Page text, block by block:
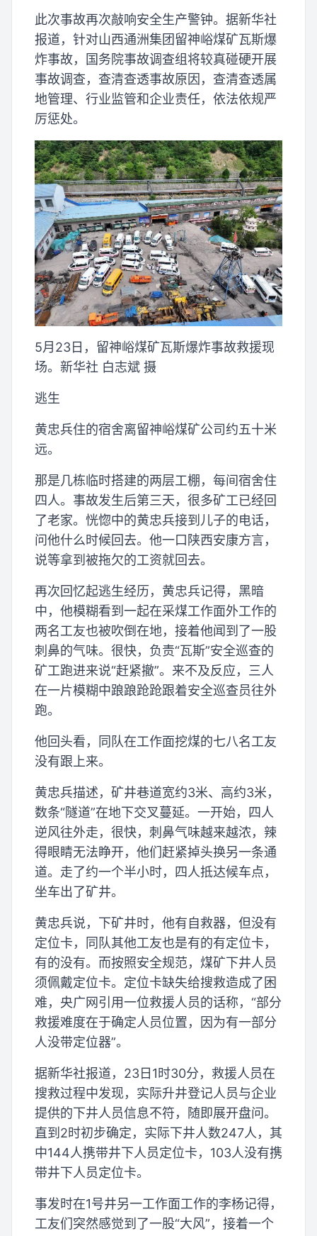
此次事故再次敲响安全生产警钟。据新华社
报道，针对山西通洲集团留神峪煤矿瓦斯爆
炸事故，国务院事故调查组将较真碰硬开展
事故调查，查清查透事故原因，查清查透属
地管理、行业监管和企业责任，依法依规严
厉惩处。
5月23日，留神峪煤矿瓦斯爆炸事故救援现
场。新华社 白志斌 摄
逃生
黄忠兵住的宿舍离留神峪煤矿公司约五十米
远。
那是几栋临时搭建的两层工棚，每间宿舍住
四人。事故发生后第三天，很多矿工已经回
了老家。恍惚中的黄忠兵接到儿子的电话，
问他什么时候回去。他一口陕西安康方言，
说等拿到被拖欠的工资就回去。
再次回忆起逃生经历，黄忠兵记得，黑暗
中，他模糊看到一起在采煤工作面外工作的
两名工友也被吹倒在地，接着他闻到了一股
刺鼻的气味。很快，负责“瓦斯”安全巡查的
矿工跑进来说“赶紧撤”。来不及反应，三人
在一片模糊中踉踉跄跄跟着安全巡查员往外
跑。
他回头看，同队在工作面挖煤的七八名工友
没有跟上来。
黄忠兵描述，矿井巷道宽约3米、高约3米，
数条“隧道”在地下交叉蔓延。一开始，四人
逆风往外走，很快，刺鼻气味越来越浓，辣
得眼睛无法睁开，他们赶紧掉头换另一条通
道。走了约一个半小时，四人抵达候车点，
坐车出了矿井。
黄忠兵说，下矿井时，他有自救器，但没有
定位卡，同队其他工友也是有的有定位卡，
有的没有。而按照安全规范，煤矿下井人员
须佩戴定位卡。定位卡缺失给搜救造成了困
难，央广网引用一位救援人员的话称，“部分
救援难度在于确定人员位置，因为有一部分
人没带定位器”。
据新华社报道，23日1时30分，救援人员在
搜救过程中发现，实际升井登记人员与企业
提供的下井人员信息不符，随即展开盘问。
直到2时初步确定，实际下井人数247人，其
中144人携带井下人员定位卡，103人没有携
带井下人员定位卡。
事发时在1号井另一工作面工作的李杨记得，
工友们突然感觉到了一股“大风”，接着一个